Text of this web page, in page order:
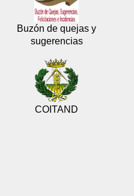
Buzón de quejas y
sugerencias
COITAND